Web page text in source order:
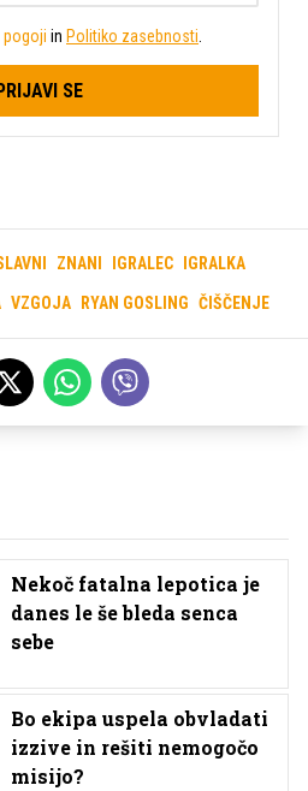
pogoji in Politiko zasebnosti
PRIJAVI SE
ZNANI IGRALEC IGRALKA
VZGOJA RYAN GOSLING ČIŠČENJE
Nekoč fatalna lepotica je
danes le še bleda senca
sebe
Bo ekipa uspela obvladati
izzive in rešiti nemogočo
misijo?